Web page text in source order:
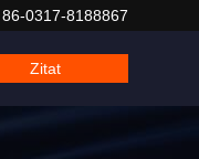
86-0317-8188867
Zitat